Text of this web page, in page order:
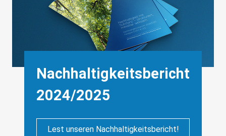
Heading
Nachhaltigkeitsbericht
2024/2025
Lest unseren Nachhaltigkeitsbericht!